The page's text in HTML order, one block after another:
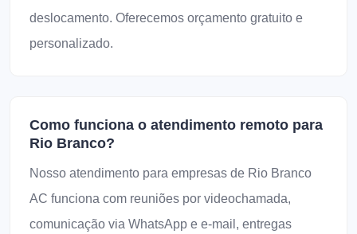
deslocamento. Oferecemos orçamento gratuito e
personalizado.
Como funciona o atendimento remoto para
Rio Branco?
Nosso atendimento para empresas de Rio Branco
AC funciona com reuniões por videochamada,
comunicação via WhatsApp e e-mail, entregas